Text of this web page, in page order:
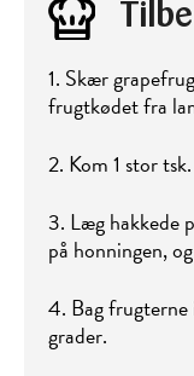
1. Skær
frugtkødet fra
2. Kom 1 stor
3. Læg hakkede
på honningen,
4. Bag frugterne
grader.